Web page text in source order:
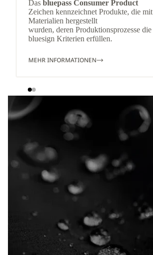
Das bluepass Consumer Product
Zeichen kennzeichnet Produkte, die mit
Materialien hergestellt
wurden, deren Produktionsprozesse die
bluesign Kriterien erfüllen.
MEHR INFORMATIONEN